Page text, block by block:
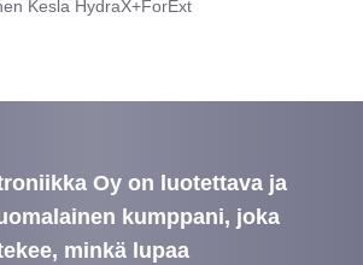
Kesla HydraX+ForExt
Oy on luotettava ja
kumppani, joka
minkä lupaa